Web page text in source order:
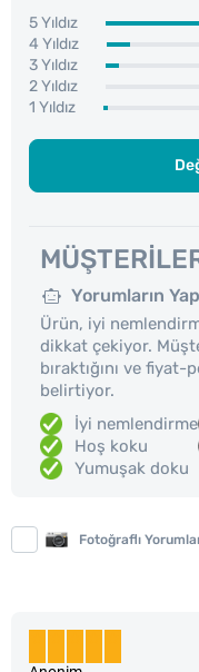
5 Yıldız
4 Yıldız
3 Yıldız
2 Yıldız
1 Yıldız
Yorumların
Ürün, iyi
dikkat çekiyor.
bıraktığını ve
belirtiyor.
İyi nemlendirme
Hoş koku
Yumuşak doku
Fotoğraflı